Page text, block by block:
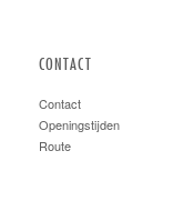
CONTACT
Contact
Openingstijden
Route